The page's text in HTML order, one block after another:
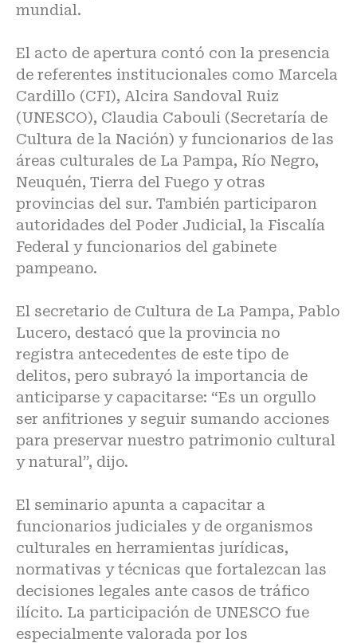
mundial.
El acto de apertura contó con la presencia
de referentes institucionales como Marcela
Cardillo (CFI), Alcira Sandoval Ruiz
(UNESCO), Claudia Cabouli (Secretaría de
Cultura de la Nación) y funcionarios de las
áreas culturales de La Pampa, Río Negro,
Neuquén, Tierra del Fuego y otras
provincias del sur. También participaron
autoridades del Poder Judicial, la Fiscalía
Federal y funcionarios del gabinete
pampeano.
El secretario de Cultura de La Pampa, Pablo
Lucero, destacó que la provincia no
registra antecedentes de este tipo de
delitos, pero subrayó la importancia de
anticiparse y capacitarse: “Es un orgullo
ser anfitriones y seguir sumando acciones
para preservar nuestro patrimonio cultural
y natural”, dijo.
El seminario apunta a capacitar a
funcionarios judiciales y de organismos
culturales en herramientas jurídicas,
normativas y técnicas que fortalezcan las
decisiones legales ante casos de tráfico
ilícito. La participación de UNESCO fue
especialmente valorada por los